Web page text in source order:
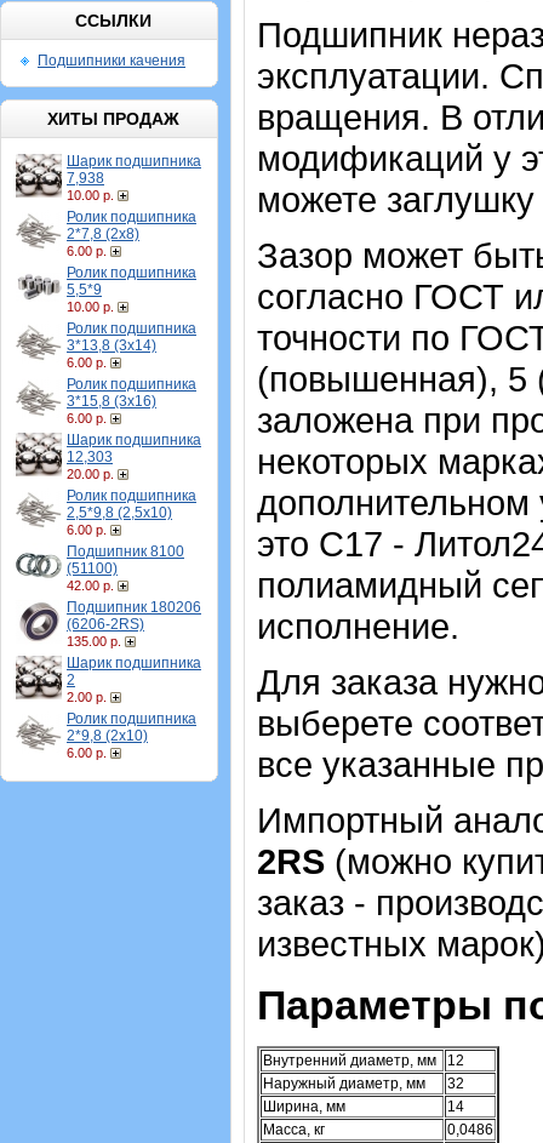
ССЫЛКИ
Подшипники качения
ХИТЫ ПРОДАЖ
Шарик подшипника
7,938
10.00 р.
Ролик подшипника
2*7,8 (2х8)
6.00 р.
Ролик подшипника
5,5*9
10.00 р.
Ролик подшипника
3*13,8 (3х14)
6.00 р.
Ролик подшипника
3*15,8 (3х16)
6.00 р.
Шарик подшипника
12,303
20.00 р.
Ролик подшипника
2,5*9,8 (2,5х10)
6.00 р.
Подшипник 8100
(51100)
42.00 р.
Подшипник 180206
(6206-2RS)
135.00 р.
Шарик подшипника
2
2.00 р.
Ролик подшипника
2*9,8 (2х10)
6.00 р.
Подшипник
эксплуатации.
вращения. В
модификаций у
можете заглушку
Зазор может
согласно ГОСТ
точности по
(повышенная), 5
заложена при
некоторых
это С17 -
полиамидный
исполнение.
Для заказа
выберете
все указанные
Импортный
2RS (можно
заказ -
известных
Параметры
Внутренний диаметр, мм
12
Наружный диаметр, мм
32
Ширина, мм
14
Масса, кг
0,0486